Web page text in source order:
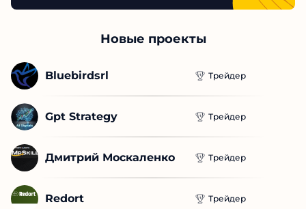
Новые проекты
Bluebirdsrl Трейдер
Gpt Strategy Трейдер
Дмитрий Москаленко Трейдер
Redort Трейдер